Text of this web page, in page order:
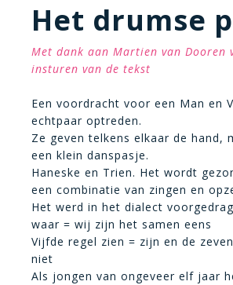
Het drumse
Met dank aan Martien van Dooren
insturen van de tekst
Een voordracht voor een Man en
echtpaar optreden.
Ze geven telkens elkaar de hand,
een klein danspasje.
Haneske en Trien. Het wordt
een combinatie van zingen en
Het werd in het dialect
waar = wij zijn het samen eens
Vijfde regel zien = zijn en de
niet
Als jongen van ongeveer elf jaar